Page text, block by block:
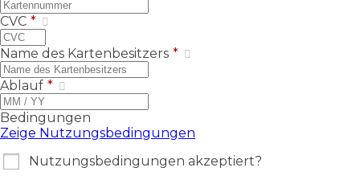
CVC *
Name des Kartenbesitzers *
Ablauf *
Bedingungen
Zeige Nutzungsbedingungen
Nutzungsbedingungen akzeptiert?